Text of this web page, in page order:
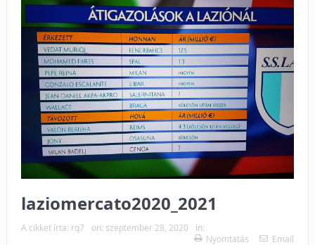
laziomercato2020_2021
A cikket írta: rq7 on: szeptember 28, 2020
In:
Nyomtatás
Email